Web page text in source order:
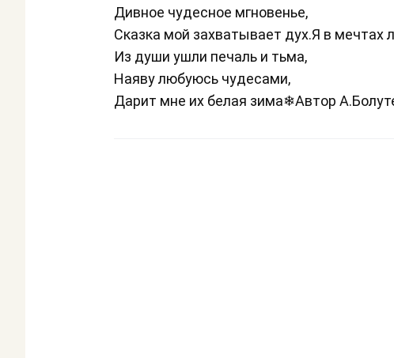
Дивное чудесное мгновенье,
Сказка мой захватывает дух.Я в мечтах
Из души ушли печаль и тьма,
Наяву любуюсь чудесами,
Дарит мне их белая зима❄Автор